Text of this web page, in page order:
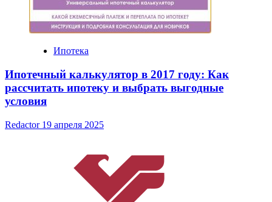
Ипотека
Ипотечный калькулятор в 2017 году: Как
рассчитать ипотеку и выбрать выгодные
условия
Redactor 19 апреля 2025